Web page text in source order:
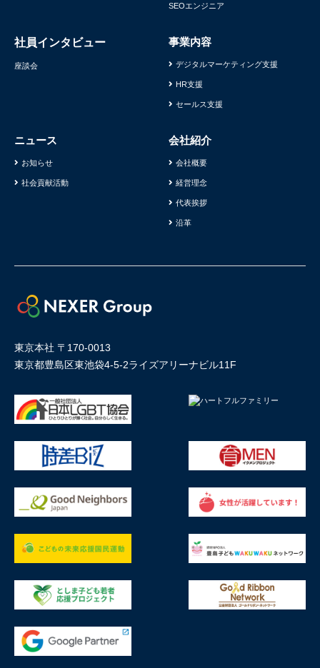
東京本社 〒170-0013
東京都豊島区東池袋4-5-2ライズアリーナビル11F
SEOエンジニア
社員インタビュー
座談会
事業内容
デジタルマーケティング支援
HR支援
セールス支援
ニュース
お知らせ
社会貢献活動
会社紹介
会社概要
経営理念
代表挨拶
沿革